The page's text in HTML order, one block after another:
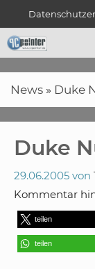
springen
News » Duke
Duke
29.06.2005 von
Kommentar
teilen
teilen